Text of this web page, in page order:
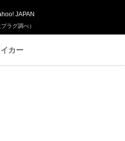
ラグ調べ）
JAPAN
カー